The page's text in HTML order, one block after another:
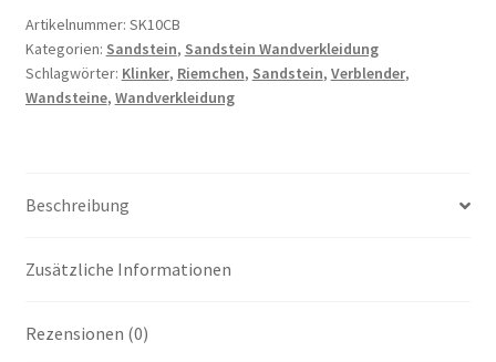
creme
beige
Menge
Artikelnummer: SK10CB
Kategorien: Sandstein, Sandstein Wandverkleidung
Schlagwörter: Klinker, Riemchen, Sandstein, Verblender,
Wandsteine, Wandverkleidung
Beschreibung
Zusätzliche Informationen
Rezensionen (0)